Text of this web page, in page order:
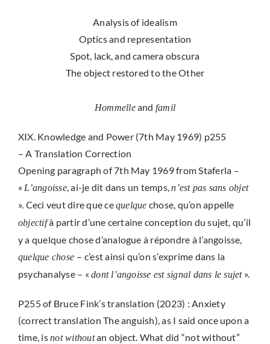
Analysis of idealism
Optics and representation
Spot, lack, and camera obscura
The object restored to the Other
Hommelleand famil
XIX. Knowledge and Power (7th May 1969) p255
– A Translation Correction
Opening paragraph of 7th May 1969 from Staferla –
« L’angoisse, ai-je dit dans un temps,n’est pas sans objet
». Ceci veut dire que cequelque chose, qu’on appelle
objectifà partir d’une certaine conception du sujet, qu’il
y a quelque chose d’analogue à répondre à l’angoisse,
quelque chose – c’est ainsi qu’on s’exprime dans la
psychanalyse – «dont l’angoisse est signal dans le sujet».
P255 of Bruce Fink’s translation (2023) : Anxiety
(correct translation The anguish), as I said once upon a
time, isnot withoutan object. What did “not without”